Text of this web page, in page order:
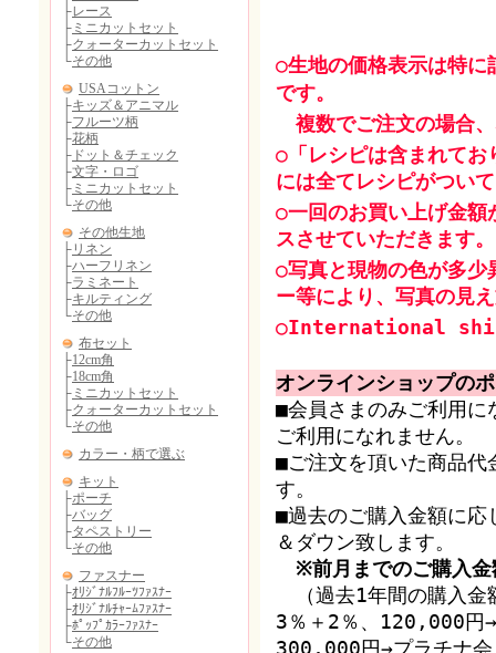
○生地の価格表示は特に
です。
複数でご注文の場合
○「レシピは含まれてお
には全てレシピがつい
○一回のお買い上げ金
スさせていただきます。
○写真と現物の色が多少
ー等により、写真の見
○International
オンラインショップの
■会員さまのみご利用に
ご利用になれません。
■ご注文を頂いた商品代
す。
■過去のご購入金額に応
＆ダウン致します。
※前月までのご購入
（過去1年間の購入
3％＋2％、120,000円
300,000円→プラチナ会